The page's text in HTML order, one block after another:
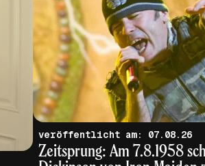
veröffentlicht am: 07.08.26
Zeitsprung: Am 7.8.1958